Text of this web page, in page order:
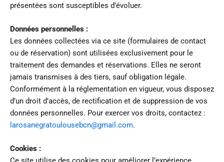
présentées sont susceptibles d’évoluer.
Données personnelles :
Les données collectées via ce site (formulaires de contact
ou de réservation) sont utilisées exclusivement pour le
traitement des demandes et réservations. Elles ne seront
jamais transmises à des tiers, sauf obligation légale.
Conformément à la réglementation en vigueur, vous disposez
d’un droit d’accès, de rectification et de suppression de vos
données personnelles. Pour exercer vos droits, contactez :
larosanegratoulousebcn@gmail.com.
Cookies :